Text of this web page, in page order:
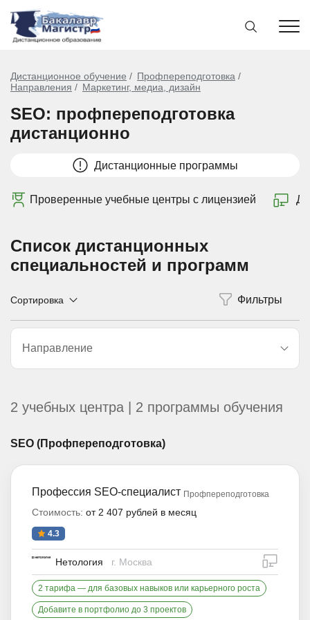
Дистанционное обучение
Профпереподготовка
Направления
Маркетинг, медиа, дизайн
SEO: профпереподготовка
дистанционно
Дистанционные программы
Проверенные учебные центры с лицензией
Список дистанционных
специальностей и программ
Направление
Сортировка
2 учебных центра | 2 программы обучения
SEO (Профпереподготовка)
Профессия SEO-специалист Профпереподготовка
Стоимость: от 2 407 рублей в месяц
4.3
Нетология г. Москва
2 тарифа — для базовых навыков или карьерного роста
Добавите в портфолио до 3 проектов